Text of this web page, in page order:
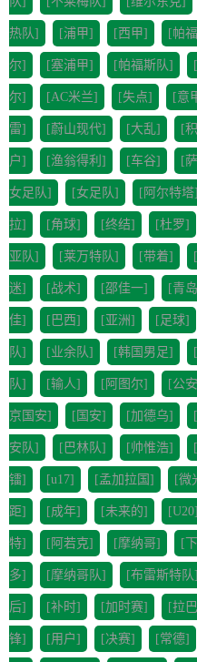
热队] [浦甲] [西甲] [帕
尔] [塞浦甲] [帕福斯队]
尔] [AC米兰] [失点] [意
雷] [蔚山现代] [大乱] [
户] [渔翁得利] [车谷] [
女足队] [女足队] [阿尔特塔]
拉] [角球] [终结] [杜罗]
亚队] [莱万特队] [带着]
迷] [战术] [邵佳一] [青
佳] [巴西] [亚洲] [足球]
队] [业余队] [韩国男足]
队] [输人] [阿图尔] [公
京国安] [国安] [加德乌]
安队] [巴林队] [帅惟浩]
镭] [u17] [孟加拉国] [微
距] [成年] [未来的] [U20]
特] [阿若克] [摩纳哥] [
多] [摩纳哥队] [布雷斯特队]
后] [补时] [加时赛] [拉
锋] [用户] [决赛] [常德]